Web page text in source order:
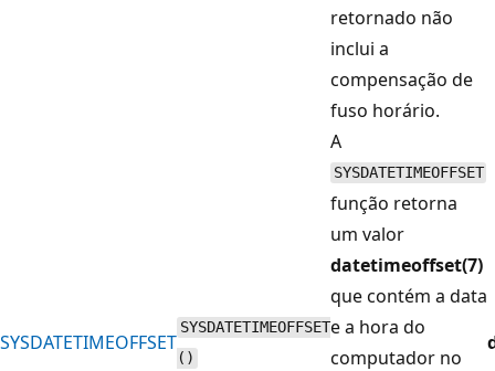
retornado não
inclui a
compensação de
fuso horário.
SYSDATETIMEOFFSET
SYSDATETIMEOFFSET
()
A
SYSDATETIMEOFFSET
função retorna
um valor
datetimeoffset(7)
que contém a data
e a hora do
computador no